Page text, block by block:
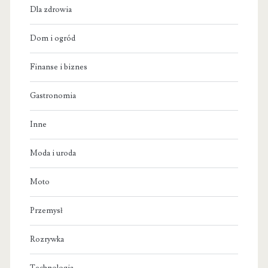
Dla zdrowia
Dom i ogród
Finanse i biznes
Gastronomia
Inne
Moda i uroda
Moto
Przemysł
Rozrywka